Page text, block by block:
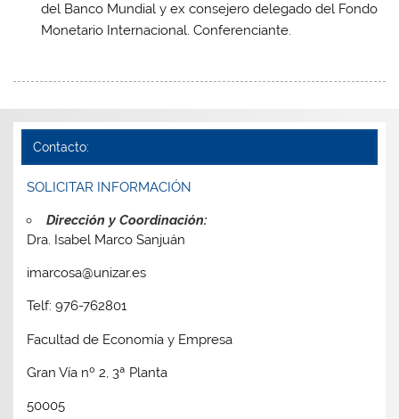
del Banco Mundial y ex consejero delegado del Fondo
Monetario Internacional. Conferenciante.
Contacto:
SOLICITAR INFORMACIÓN
Dirección y Coordinación:
Dra. Isabel Marco Sanjuán
imarcosa@unizar.es
Telf: 976-762801
Facultad de Economía y Empresa
Gran Vía nº 2, 3ª Planta
50005